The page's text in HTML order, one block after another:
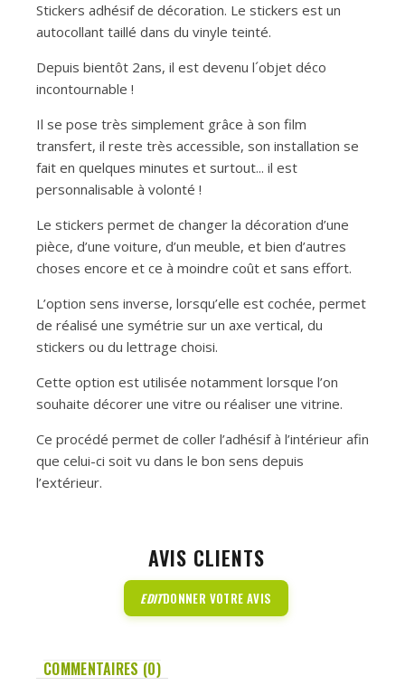
Stickers adhésif de décoration. Le stickers est un
autocollant taillé dans du vinyle teinté.
Depuis bientôt 2ans, il est devenu l´objet déco
incontournable !
Il se pose très simplement grâce à son film
transfert, il reste très accessible, son installation se
fait en quelques minutes et surtout... il est
personnalisable à volonté !
Le stickers permet de changer la décoration d’une
pièce, d’une voiture, d’un meuble, et bien d’autres
choses encore et ce à moindre coût et sans effort.
L’option sens inverse, lorsqu’elle est cochée, permet
de réalisé une symétrie sur un axe vertical, du
stickers ou du lettrage choisi.
Cette option est utilisée notamment lorsque l’on
souhaite décorer une vitre ou réaliser une vitrine.
Ce procédé permet de coller l’adhésif à l’intérieur afin
que celui-ci soit vu dans le bon sens depuis
l’extérieur.
AVIS CLIENTS
EDITDONNER VOTRE AVIS
COMMENTAIRES (0)